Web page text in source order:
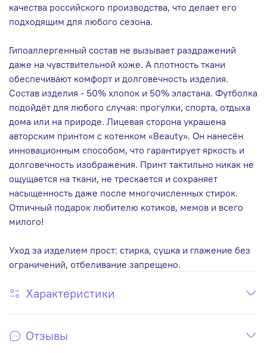
качества российского производства, что делает его
подходящим для любого сезона.
Гипоаллергенный состав не вызывает раздражений
даже на чувствительной коже. А плотность ткани
обеспечивают комфорт и долговечность изделия.
Состав изделия - 50% хлопок и 50% эластана. Футболка
подойдёт для любого случая: прогулки, спорта, отдыха
дома или на природе. Лицевая сторона украшена
авторским принтом с котенком «Beauty». Он нанесён
инновационным способом, что гарантирует яркость и
долговечность изображения. Принт тактильно никак не
ощущается на ткани, не трескается и сохраняет
насыщенность даже после многочисленных стирок.
Отличный подарок любителю котиков, мемов и всего
милого!
Уход за изделием прост: стирка, сушка и глажение без
ограничений, отбеливание запрещено.
Характеристики
Отзывы